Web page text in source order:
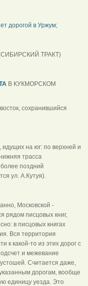
дорогой в Уржум;
ТРАКТ)
В КУКМОРСКОМ
сохранившийся
идущих на юг: по верхней и
трасса
поздний
ул. А.Кутуя).
Московской -
рядом писцовых книг,
в писцовых книгах
Вся территория
к какой-то из этих дорог с
и межевание
Считается даже,
дорогам, вообще
единицу уезда. Это